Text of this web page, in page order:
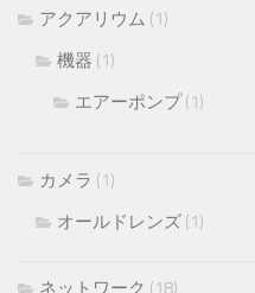
アクアリウム (1)
機器 (1)
エアーポンプ(1)
カメラ (1)
オールドレンズ (1)
ネットワーク (18)